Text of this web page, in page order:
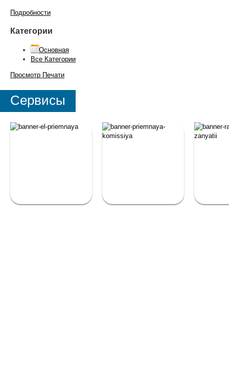
Подробности
Категории
Основная
Все Категории
Просмотр Печати
Сервисы